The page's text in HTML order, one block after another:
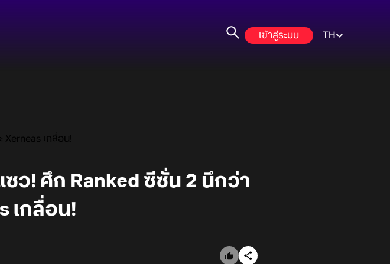
เข้าสู่ระบบ TH
เกลื่อน!
ซว! ศึก Ranked ซีซั่น 2 นึกว่า
เกลื่อน!